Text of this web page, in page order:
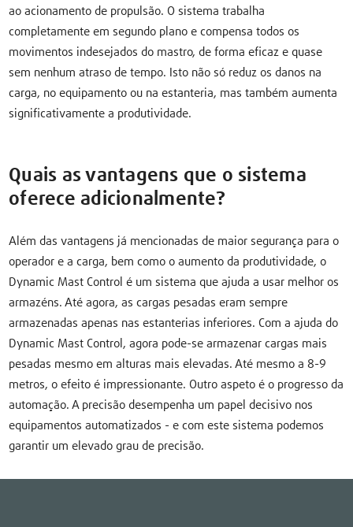
ao acionamento de propulsão. O sistema trabalha
completamente em segundo plano e compensa todos os
movimentos indesejados do mastro, de forma eficaz e quase
sem nenhum atraso de tempo. Isto não só reduz os danos na
carga, no equipamento ou na estanteria, mas também aumenta
significativamente a produtividade.
Quais as vantagens que o sistema
oferece adicionalmente?
Além das vantagens já mencionadas de maior segurança para o
operador e a carga, bem como o aumento da produtividade, o
Dynamic Mast Control é um sistema que ajuda a usar melhor os
armazéns. Até agora, as cargas pesadas eram sempre
armazenadas apenas nas estanterias inferiores. Com a ajuda do
Dynamic Mast Control, agora pode-se armazenar cargas mais
pesadas mesmo em alturas mais elevadas. Até mesmo a 8-9
metros, o efeito é impressionante. Outro aspeto é o progresso da
automação. A precisão desempenha um papel decisivo nos
equipamentos automatizados - e com este sistema podemos
garantir um elevado grau de precisão.